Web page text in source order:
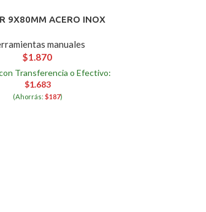
9X80MM ACERO INOX
manuales
$1.870
Transferencia o Efectivo:
$1.683
(Ahorrás: $187)